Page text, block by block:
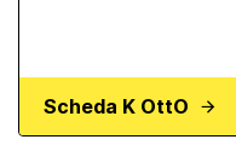
Scheda K OttO